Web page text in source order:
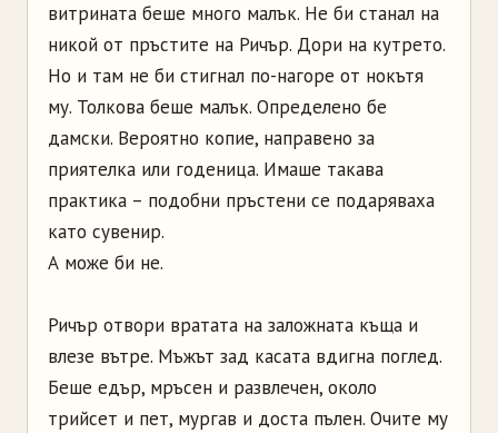
витрината беше много малък. Не би станал на
никой от пръстите на Ричър. Дори на кутрето.
Но и там не би стигнал по­-нагоре от нокътя
му. Толкова беше малък. Определено бе
дамски. Вероятно копие, направено за
приятелка или годеница. Имаше такава
практика – подобни пръстени се подаряваха
като сувенир.
А може би не.
Ричър отвори вратата на заложната къща и
влезе вътре. Мъжът зад касата вдигна поглед.
Беше едър, мръсен и развлечен, около
трийсет и пет, мургав и доста пълен. Очите му